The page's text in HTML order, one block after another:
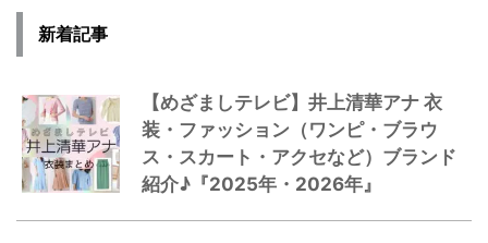
新着記事
【めざましテレビ】井上清華アナ 衣
装・ファッション（ワンピ・ブラウ
ス・スカート・アクセなど）ブランド
紹介♪『2025年・2026年』